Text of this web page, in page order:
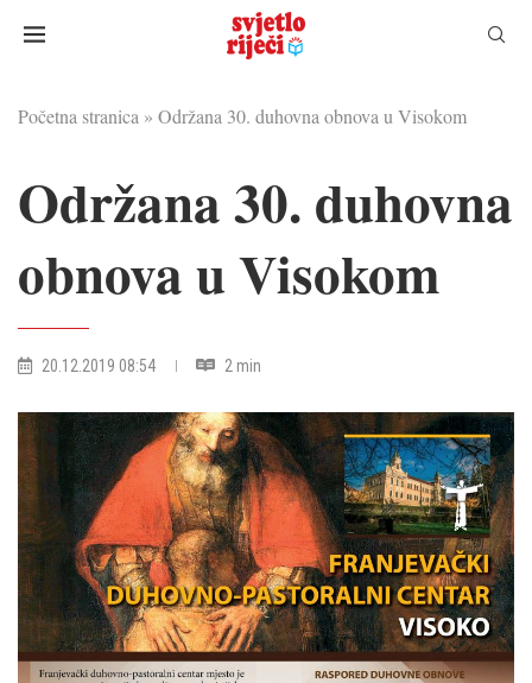
Početna stranica » Održana 30. duhovna obnova u Visokom
Održana 30. duhovna
obnova u Visokom
20.12.2019 08:54 2 min